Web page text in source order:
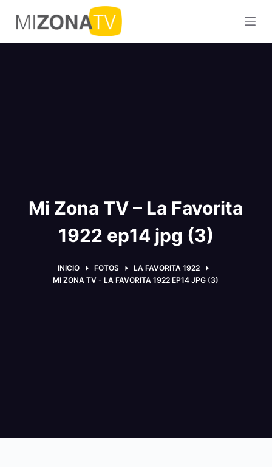
S
a
l
Mi Zona TV – La Favorita
1922 ep14 jpg (3)
INICIO FOTOS
LA FAVORITA 1922
MI ZONA TV - LA FAVORITA 1922 EP14 JPG (3)